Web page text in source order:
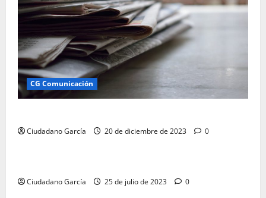
CG Comunicación
Ciudadano García 20 de diciembre de 2023 0
CG Comunicación
Ciudadano García 25 de julio de 2023 0